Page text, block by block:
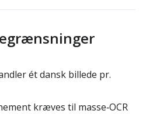
ét dansk billede pr.
kræves til masse‑OCR